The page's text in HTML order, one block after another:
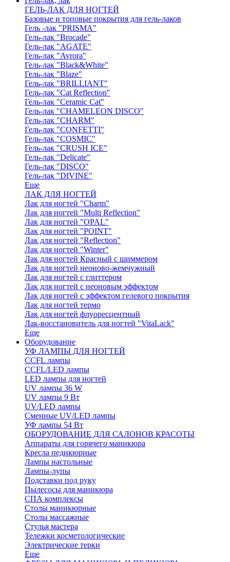
ГЕЛЬ-ЛАК ДЛЯ НОГТЕЙ
Базовые и топовые покрытия для гель-лаков
Гель -лак "PRISMA"
Гель-лак "Brocade"
Гель-лак "AGATE"
Гель-лак "Avrora"
Гель-лак "Black&White"
Гель-лак "Blaze"
Гель-лак "BRILLIANT"
Гель-лак "Cat Reflection"
Гель-лак "Ceramic Cat"
Гель-лак "CHAMELEON DISCO"
Гель-лак "CHARM"
Гель-лак "CONFETTI"
Гель-лак "COSMIC"
Гель-лак "CRUSH ICE"
Гель-лак "Delicate"
Гель-лак "DISCO"
Гель-лак "DIVINE"
Еще
ЛАК ДЛЯ НОГТЕЙ
Лак для ногтей "Charm"
Лак для ногтей "Multi Reflection"
Лак для ногтей "OPAL"
Лак для ногтей "POINT"
Лак для ногтей "Reflection"
Лак для ногтей "Winter"
Лак для ногтей Красный с шиммером
Лак для ногтей неоново-жемчужный
Лак для ногтей с глиттером
Лак для ногтей с неоновым эффектом
Лак для ногтей с эффектом гелевого покрытия
Лак для ногтей термо
Лак для ногтей флуоресцентный
Лак-восстановитель для ногтей "VitaLack"
Еще
Оборудование
УФ ЛАМПЫ ДЛЯ НОГТЕЙ
CCFL лампы
CCFL/LED лампы
LED лампы для ногтей
UV лампы 36 W
UV лампы 9 Вт
UV/LED лампы
Сменные UV/LED лампы
УФ лампы 54 Вт
ОБОРУДОВАНИЕ ДЛЯ САЛОНОВ КРАСОТЫ
Аппараты для горячего маникюра
Кресла педикюрные
Лампы настольные
Лампы-лупы
Подставки под руку
Пылесосы для маникюра
СПА комплексы
Столы маникюрные
Столы массажные
Стулья мастера
Тележки косметологические
Электрические терки
Еще